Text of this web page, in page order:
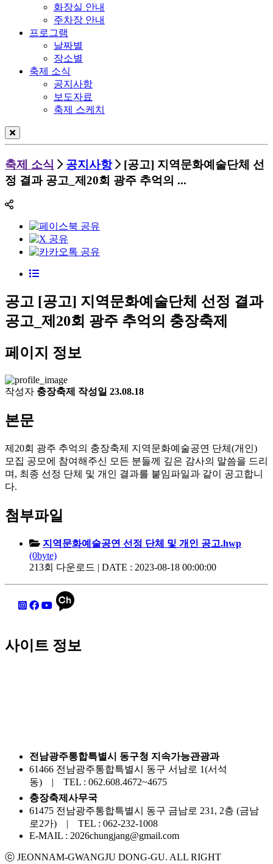
화장실 안내
주차장 안내
프로그램
날짜별
장소별
축제 소식
공지사항
보도자료
축제 스케치
축제 소식 공지사항
[공고] 지역문화예술단체 선
정 결과 공고_제20회 광주 추억의 ...
공고 [공고] 지역문화예술단체 선정 결과
공고_제20회 광주 추억의 충장축제
페이지 정보
작성자 충장축제 작성일 23.08.18
본문
제20회 광주 추억의 충장축제 지역문화예술공연 단체(개인)
모집 공모에 참여해주신 모든 분들께 깊은 감사의 말씀을 드리
며, 최종 선정 단체 및 개인 결과를 붙임파일과 같이 공고합니
다.
첨부파일
지역문화예술공연 선정 단체 및 개인 공고.hwp
(0byte)
213회 다운로드 | DATE : 2023-08-18 00:00:00
사이트 정보
전남광주통합특별시 동구청 지속가능관광과
61466 전남광주통합특별시 동구 서남로 1(서석
동) | TEL : 062.608.4672~4675
충장축제사무국
61475 전남광주통합특별시 동구 금남로 231, 2층 (금남
로2가) | TEL : 062-232-1008
E-MAIL : 2026chungjang@gmail.com
ⓒ JEONNAM-GWANGJU DONG-GU. ALL RIGHT